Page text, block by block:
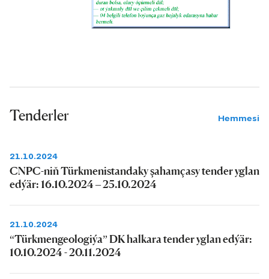
Tenderler Hemmesi
21.10.2024
CNPC-niň Türkmenistandaky şahamçasy tender yglan
edýär: 16.10.2024 – 25.10.2024
21.10.2024
“Türkmengeologiýa” DK halkara tender yglan edýär:
10.10.2024 - 20.11.2024